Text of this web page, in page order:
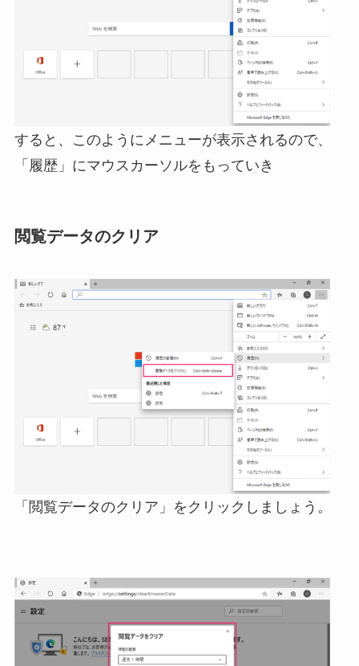
すると、このようにメニューが表示されるので、
「履歴」にマウスカーソルをもっていき
閲覧データのクリア
「閲覧データのクリア」をクリックしましょう。